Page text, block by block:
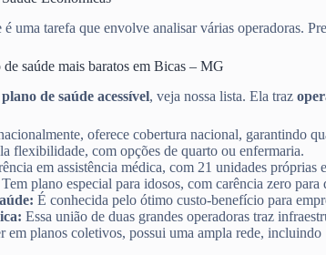
uma tarefa que envolve analisar várias operadoras.
saúde mais baratos em Bicas – MG
plano de saúde acessível, veja nossa lista. Ela traz
oferece cobertura nacional, garantindo
flexibilidade, com opções de quarto ou enfermaria.
em assistência médica, com 21 unidades próprias
Tem plano especial para idosos, com carência zero
É conhecida pelo ótimo custo-benefício para
Essa união de duas grandes operadoras traz
em planos coletivos, possui uma ampla rede, incluindo